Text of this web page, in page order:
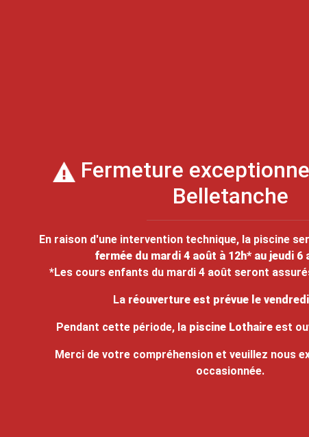
Fermeture
Belletanche
En raison d'une intervention technique, la piscine
fermée du mardi 4 août à 12h* au jeudi 6
*Les cours enfants du mardi 4 août seront
La réouverture est prévue le
Pendant cette période, la piscine Lothaire est
Merci de votre compréhension et veuillez nous
occasionnée.